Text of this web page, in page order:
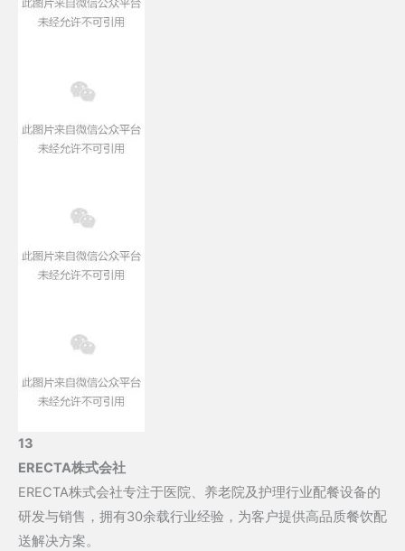
13
ERECTA株式会社
ERECTA株式会社专注于医院、养老院及护理行业配餐设备的
研发与销售，拥有30余载行业经验，为客户提供高品质餐饮配
送解决方案。